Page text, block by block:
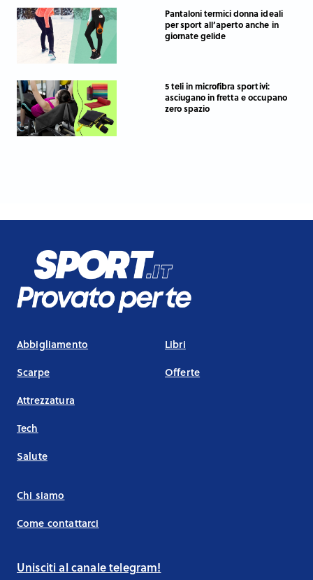
Pantaloni termici donna ideali
per sport all’aperto anche in
giornate gelide
5 teli in microfibra sportivi:
asciugano in fretta e occupano
zero spazio
Abbigliamento
Scarpe
Attrezzatura
Tech
Salute
Libri
Offerte
Chi siamo
Come contattarci
Unisciti al canale telegram!